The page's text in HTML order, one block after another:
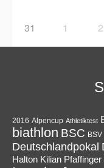
31 1 2
2016 Alpencup Athletiktest
biathlon BSC BSV
Deutschlandpokal
Halton Kilian Pfaffinger